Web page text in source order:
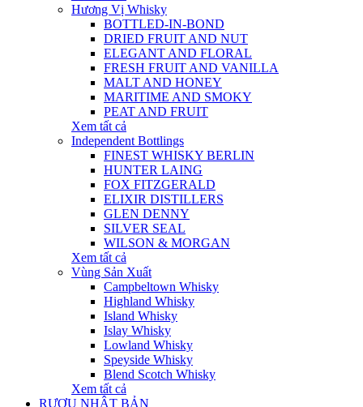
Hương Vị Whisky
BOTTLED-IN-BOND
DRIED FRUIT AND NUT
ELEGANT AND FLORAL
FRESH FRUIT AND VANILLA
MALT AND HONEY
MARITIME AND SMOKY
PEAT AND FRUIT
Xem tất cả
Independent Bottlings
FINEST WHISKY BERLIN
HUNTER LAING
FOX FITZGERALD
ELIXIR DISTILLERS
GLEN DENNY
SILVER SEAL
WILSON & MORGAN
Xem tất cả
Vùng Sản Xuất
Campbeltown Whisky
Highland Whisky
Island Whisky
Islay Whisky
Lowland Whisky
Speyside Whisky
Blend Scotch Whisky
Xem tất cả
RƯỢU NHẬT BẢN